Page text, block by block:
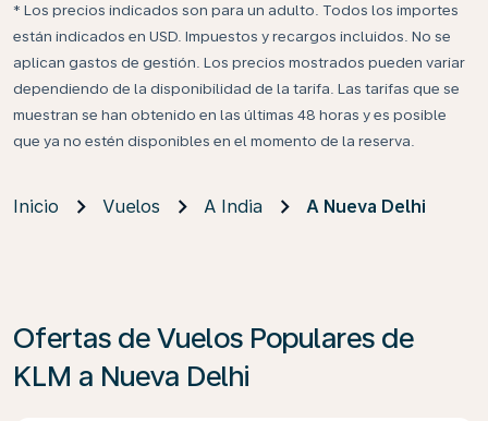
* Los precios indicados son para un adulto. Todos los importes
están indicados en USD. Impuestos y recargos incluidos. No se
aplican gastos de gestión. Los precios mostrados pueden variar
dependiendo de la disponibilidad de la tarifa. Las tarifas que se
muestran se han obtenido en las últimas 48 horas y es posible
que ya no estén disponibles en el momento de la reserva.
Inicio Vuelos A India A Nueva Delhi
Ofertas de Vuelos Populares de
KLM a Nueva Delhi